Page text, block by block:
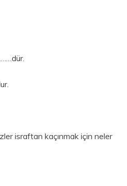
israftan kaçınmak için neler